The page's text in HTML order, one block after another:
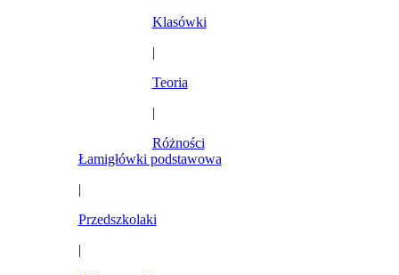
Klasówki
|
Teoria
|
Różności
Łamigłówki podstawowa
|
Przedszkolaki
|